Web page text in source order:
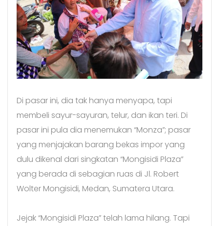
Di pasar ini, dia tak hanya menyapa, tapi
membeli sayur-sayuran, telur, dan ikan teri. Di
pasar ini pula dia menemukan “Monza”; pasar
yang menjajakan barang bekas impor yang
dulu dikenal dari singkatan “Mongisidi Plaza”
yang berada di sebagian ruas di Jl. Robert
Wolter Mongisidi, Medan, Sumatera Utara.
Jejak “Mongisidi Plaza” telah lama hilang. Tapi